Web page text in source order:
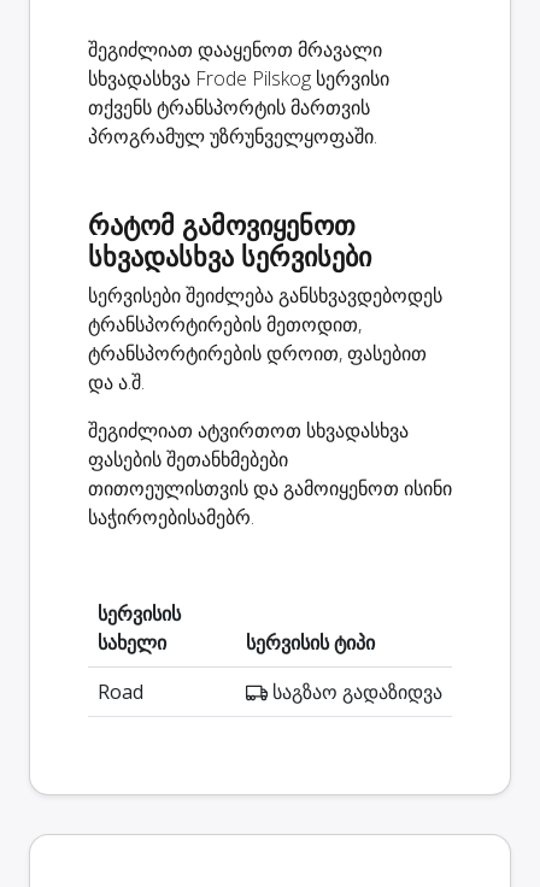
შეგიძლიათ დააყენოთ მრავალი
სხვადასხვა Frode Pilskog სერვისი
თქვენს ტრანსპორტის მართვის
პროგრამულ უზრუნველყოფაში.
რატომ გამოვიყენოთ
სხვადასხვა სერვისები
სერვისები შეიძლება განსხვავდებოდეს
ტრანსპორტირების მეთოდით,
ტრანსპორტირების დროით, ფასებით
და ა.შ.
შეგიძლიათ ატვირთოთ სხვადასხვა
ფასების შეთანხმებები
თითოეულისთვის და გამოიყენოთ ისინი
საჭიროებისამებრ.
სერვისის
სახელი
სერვისის ტიპი
Road
საგზაო გადაზიდვა